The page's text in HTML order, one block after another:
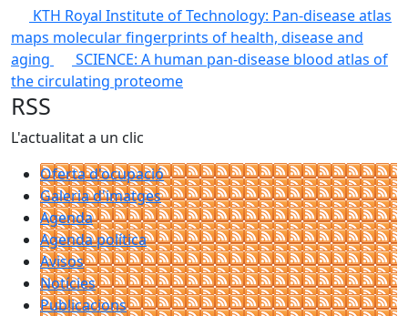
KTH Royal Institute of Technology: Pan-disease atlas
maps molecular fingerprints of health, disease and
aging
SCIENCE: A human pan-disease blood atlas of
the circulating proteome
RSS
L'actualitat a un clic
Oferta d'ocupació
Galeria d'imatges
Agenda
Agenda política
Avisos
Notícies
Publicacions